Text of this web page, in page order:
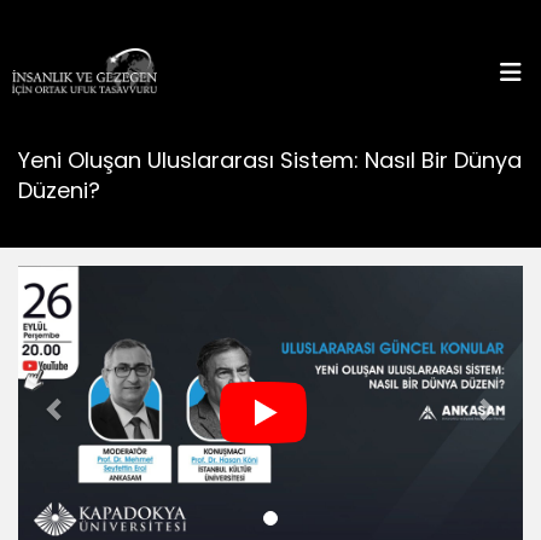
Yeni Oluşan Uluslararası Sistem: Nasıl Bir Dünya
Düzeni?
Previous